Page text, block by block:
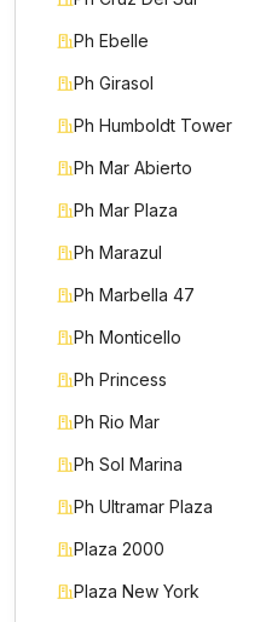
Ph Ebelle
Ph Girasol
Ph Humboldt Tower
Ph Mar Abierto
Ph Mar Plaza
Ph Marazul
Ph Marbella 47
Ph Monticello
Ph Princess
Ph Rio Mar
Ph Sol Marina
Ph Ultramar Plaza
Plaza 2000
Plaza New York